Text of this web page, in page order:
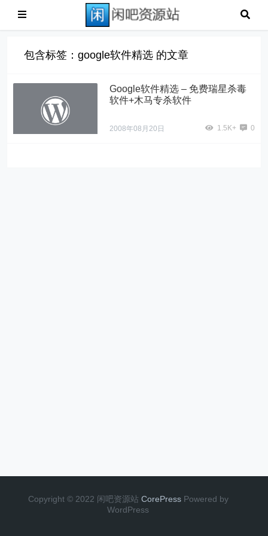
包含标签：google软件精选 的文章
Google软件精选 – 免费瑞星杀毒
软件+木马专杀软件
2008年08月20日 1.5K+ 0
Copyright © 2022 闲吧资源站 CorePress Powered by
WordPress